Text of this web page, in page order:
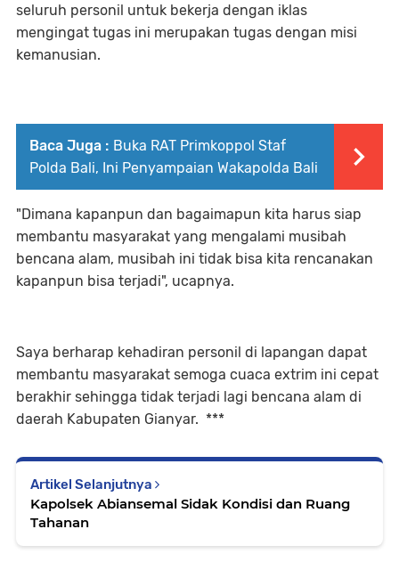
seluruh personil untuk bekerja dengan iklas
mengingat tugas ini merupakan tugas dengan misi
kemanusian.
Baca Juga : Buka RAT Primkoppol Staf
Polda Bali, Ini Penyampaian Wakapolda Bali
"Dimana kapanpun dan bagaimapun kita harus siap
membantu masyarakat yang mengalami musibah
bencana alam, musibah ini tidak bisa kita rencanakan
kapanpun bisa terjadi", ucapnya.
Saya berharap kehadiran personil di lapangan dapat
membantu masyarakat semoga cuaca extrim ini cepat
berakhir sehingga tidak terjadi lagi bencana alam di
daerah Kabupaten Gianyar. ***
Artikel Selanjutnya
Kapolsek Abiansemal Sidak Kondisi dan Ruang
Tahanan